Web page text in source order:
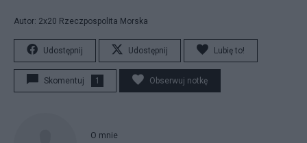
Autor: 2x20 Rzeczpospolita Morska
Udostępnij Udostępnij Lubię to!
Skomentuj 1 Obserwuj notkę
O mnie